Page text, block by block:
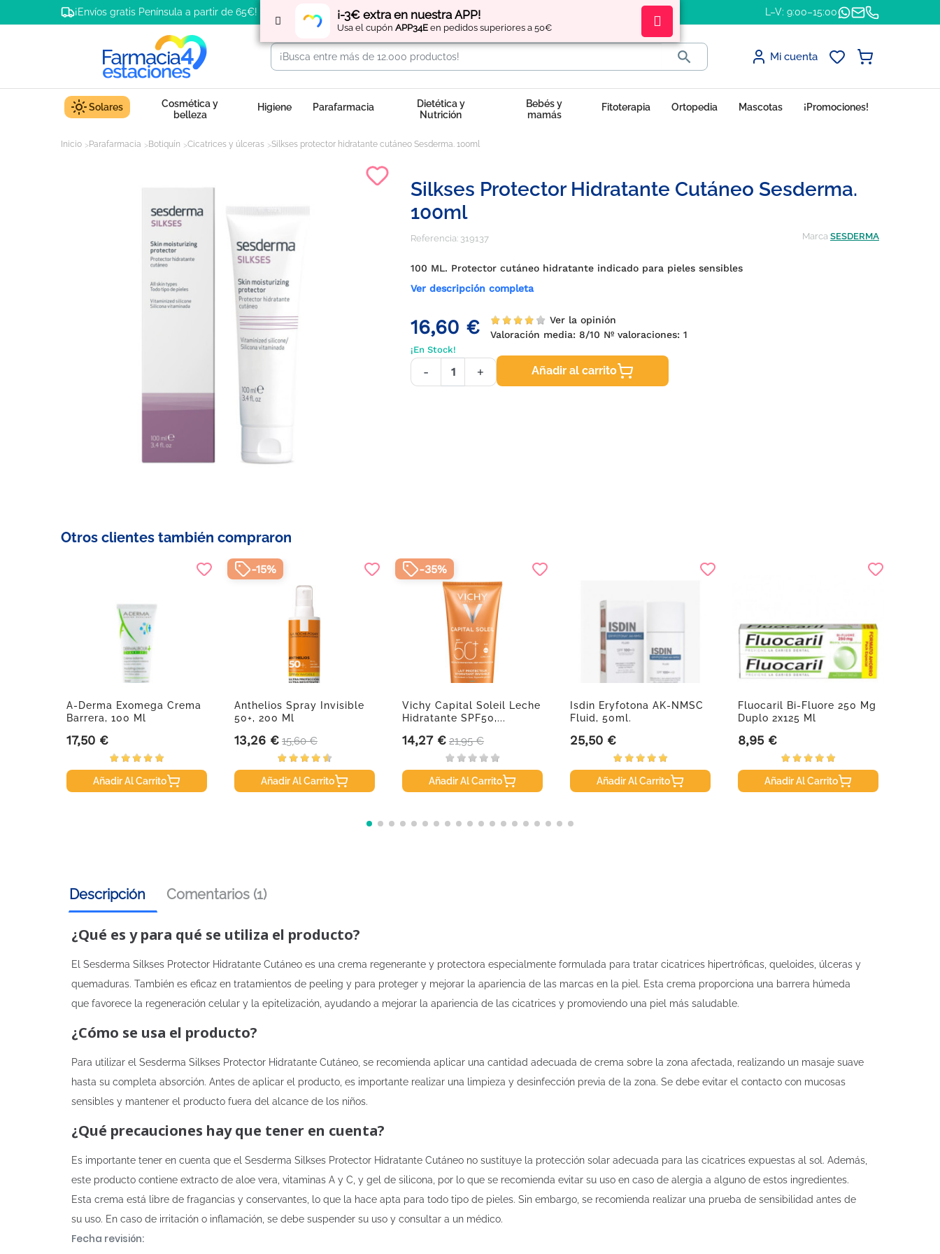
¡-3€ extra en nuestra APP!
Usa el cupón APP34E en pedidos superiores a 50€
¡Envíos gratis Península a partir de 65€! Regístratey obtén L–V: 9:00–15:00
 Mi cuenta
Solares
Cosmética y
belleza
Higiene Parafarmacia
Dietética y
Nutrición
Bebés y
mamás
Fitoterapia Ortopedia Mascotas ¡Promociones!
Inicio Parafarmacia Botiquín Cicatrices y úlceras Silkses protector hidratante cutáneo Sesderma. 100ml
Silkses Protector Hidratante Cutáneo Sesderma.
100ml
Referencia: 319137 Marca SESDERMA
100 ML. Protector cutáneo hidratante indicado para pieles sensibles
Ver descripción completa
16,60 €
Ver la opinión
Valoración media:8/10 Nº valoraciones:1
¡En Stock!
- + Añadir al carrito
Otros clientes también compraron
A-Derma Exomega Crema
Barrera, 100 Ml
Precio
17,50 €
Añadir Al Carrito
Anthelios Spray Invisible
50+, 200 Ml
Precio
13,26 € Precio base
15,60 €
Añadir Al Carrito
-15%
Vichy Capital Soleil Leche
Hidratante SPF50,...
Precio
14,27 € Precio base
21,95 €
Añadir Al Carrito
-35%
Isdin Eryfotona AK-NMSC
Fluid, 50ml.
Precio
25,50 €
Añadir Al Carrito
Fluocaril Bi-Fluore 250 Mg
Duplo 2x125 Ml
Precio
8,95 €
Añadir Al Carrito
Descripción Comentarios (1)
¿Qué es y para qué se utiliza el producto?
El Sesderma Silkses Protector Hidratante Cutáneo es una crema regenerante y protectora especialmente formulada para tratar cicatrices hipertróficas, queloides, úlceras y
quemaduras. También es eficaz en tratamientos de peeling y para proteger y mejorar la apariencia de las marcas en la piel. Esta crema proporciona una barrera húmeda
que favorece la regeneración celular y la epitelización, ayudando a mejorar la apariencia de las cicatrices y promoviendo una piel más saludable.
¿Cómo se usa el producto?
Para utilizar el Sesderma Silkses Protector Hidratante Cutáneo, se recomienda aplicar una cantidad adecuada de crema sobre la zona afectada, realizando un masaje suave
hasta su completa absorción. Antes de aplicar el producto, es importante realizar una limpieza y desinfección previa de la zona. Se debe evitar el contacto con mucosas
sensibles y mantener el producto fuera del alcance de los niños.
¿Qué precauciones hay que tener en cuenta?
Es importante tener en cuenta que el Sesderma Silkses Protector Hidratante Cutáneo no sustituye la protección solar adecuada para las cicatrices expuestas al sol. Además,
este producto contiene extracto de aloe vera, vitaminas A y C, y gel de silicona, por lo que se recomienda evitar su uso en caso de alergia a alguno de estos ingredientes.
Esta crema está libre de fragancias y conservantes, lo que la hace apta para todo tipo de pieles. Sin embargo, se recomienda realizar una prueba de sensibilidad antes de
su uso. En caso de irritación o inflamación, se debe suspender su uso y consultar a un médico.
Fecha revisión: